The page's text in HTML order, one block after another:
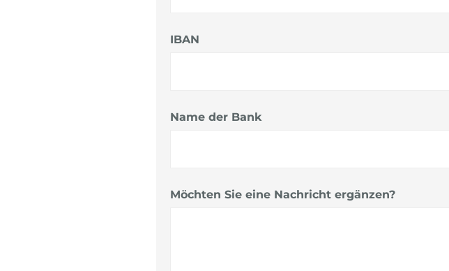
IBAN
Name der Bank
Möchten Sie eine Nachricht ergänzen?